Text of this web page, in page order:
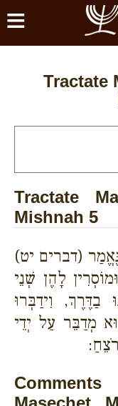
≡
Tractate
Tractate
Mishnah 5
(דברים יט)
לָהֶן שְׁנֵי
בַדֶּרֶךְ, וִידַבְּרוּ
מְדַבֵּר עַל יְדֵי